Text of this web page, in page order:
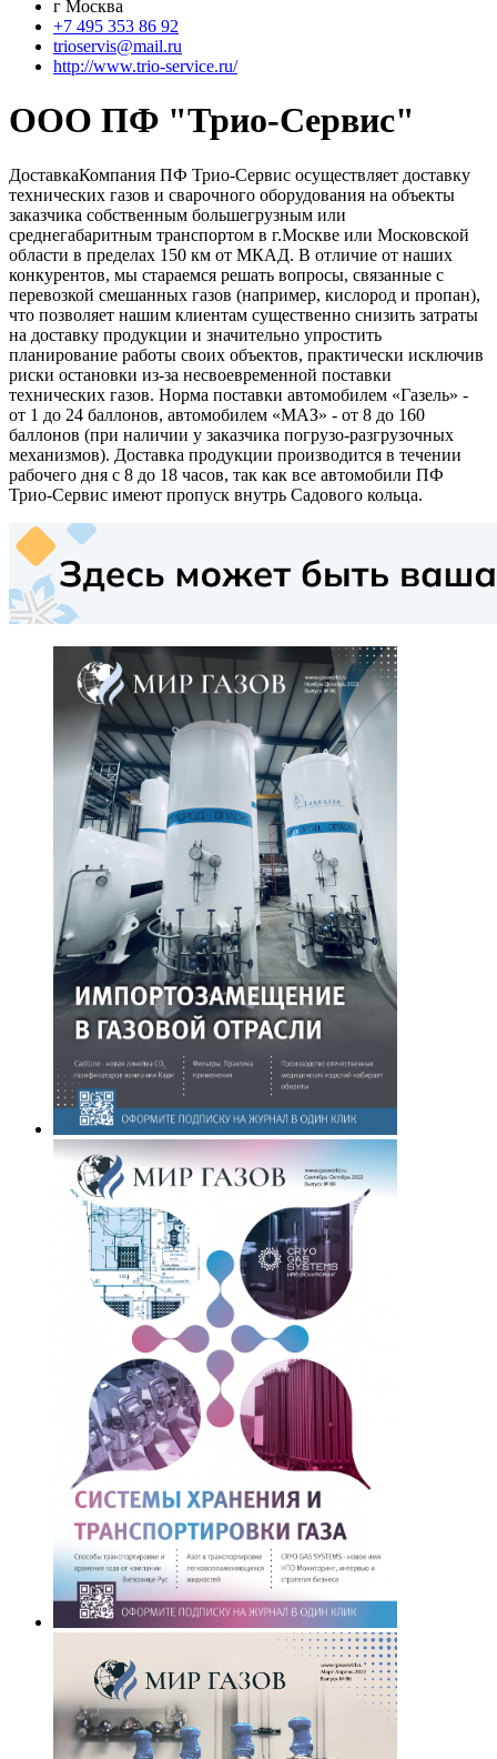
г Москва
+7 495 353 86 92
trioservis@mail.ru
http://www.trio-service.ru/
OOO ПФ "Трио-Сервис"
ДоставкаКомпания ПФ Трио-Сервис осуществляет доставку
технических газов и сварочного оборудования на объекты
заказчика собственным большегрузным или
среднегабаритным транспортом в г.Москве или Московской
области в пределах 150 км от МКАД. В отличие от наших
конкурентов, мы стараемся решать вопросы, связанные с
перевозкой смешанных газов (например, кислород и пропан),
что позволяет нашим клиентам существенно снизить затраты
на доставку продукции и значительно упростить
планирование работы своих объектов, практически исключив
риски остановки из-за несвоевременной поставки
технических газов. Норма поставки автомобилем «Газель» -
от 1 до 24 баллонов, автомобилем «МАЗ» - от 8 до 160
баллонов (при наличии у заказчика погрузо-разгрузочных
механизмов). Доставка продукции производится в течении
рабочего дня с 8 до 18 часов, так как все автомобили ПФ
Трио-Сервис имеют пропуск внутрь Садового кольца.